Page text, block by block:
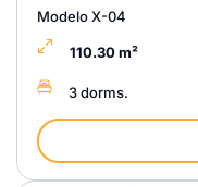
Modelo X-04
110.30 m²
3 dorms.